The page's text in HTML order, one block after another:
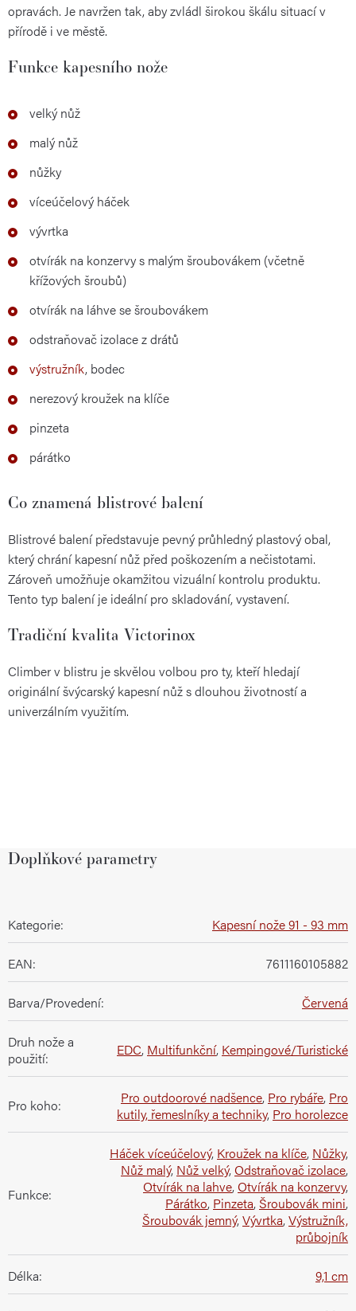
opravách. Je navržen tak, aby zvládl širokou škálu situací v
přírodě i ve městě.
Funkce kapesního nože
velký nůž
malý nůž
nůžky
víceúčelový háček
vývrtka
otvírák na konzervy s malým šroubovákem (včetně
křížových šroubů)
otvírák na láhve se šroubovákem
odstraňovač izolace z drátů
výstružník, bodec
nerezový kroužek na klíče
pinzeta
párátko
Co znamená blistrové balení
Blistrové balení představuje pevný průhledný plastový obal,
který chrání kapesní nůž před poškozením a nečistotami.
Zároveň umožňuje okamžitou vizuální kontrolu produktu.
Tento typ balení je ideální pro skladování, vystavení.
Tradiční kvalita Victorinox
Climber v blistru je skvělou volbou pro ty, kteří hledají
originální švýcarský kapesní nůž s dlouhou životností a
univerzálním využitím.
Doplňkové parametry
Kategorie: Kapesní nože 91 - 93 mm
EAN: 7611160105882
Barva/Provedení: Červená
Druh nože a
použití: EDC, Multifunkční, Kempingové/Turistické
Pro koho: Pro outdoorové nadšence, Pro rybáře, Pro
kutily, řemeslníky a techniky, Pro horolezce
Funkce:
Háček víceúčelový, Kroužek na klíče, Nůžky,
Nůž malý, Nůž velký,Odstraňovač izolace,
Otvírák na lahve,Otvírák na konzervy,
Párátko, Pinzeta, Šroubovák mini,
Šroubovák jemný,Vývrtka,Výstružník,
průbojník
Délka: 9,1 cm